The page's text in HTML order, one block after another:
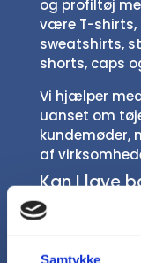
Samtykke
og profiltøj
være T-shirts,
sweatshirts,
shorts, caps
Vi hjælper
uanset om
kundemøder,
af
Kan I lave
Ja, vi tilbyder